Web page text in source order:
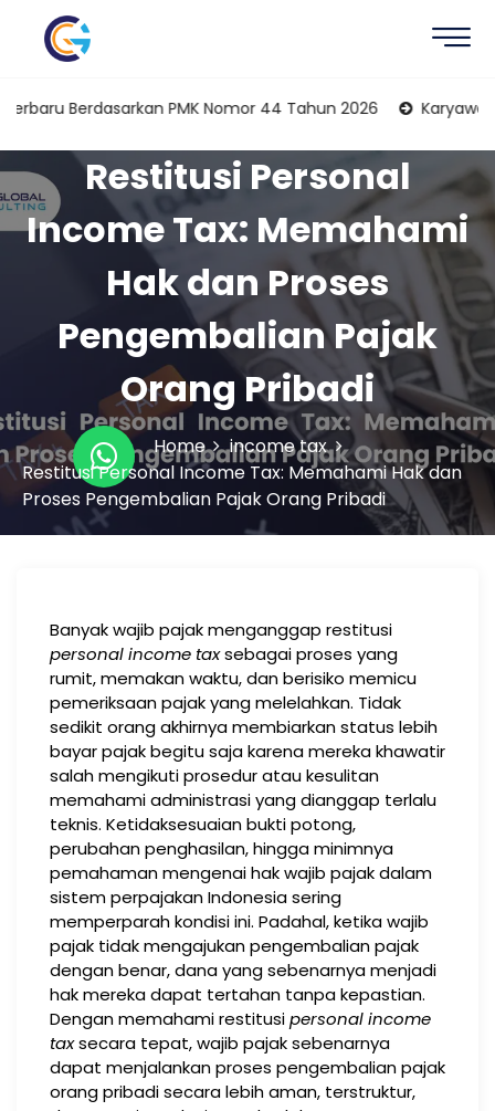
PMK Nomor 44 Tahun 2026 Karyawan Sebagai
Restitusi Personal
Income Tax: Memahami
Hak dan Proses
Pengembalian Pajak
Orang Pribadi
Home
income tax
Restitusi Personal Income Tax: Memahami Hak dan
Proses Pengembalian Pajak Orang Pribadi
Banyak wajib pajak menganggap restitusi
personal income taxsebagai proses yang
rumit, memakan waktu, dan berisiko memicu
pemeriksaan pajak yang melelahkan. Tidak
sedikit orang akhirnya membiarkan status lebih
bayar pajak begitu saja karena mereka khawatir
salah mengikuti prosedur atau kesulitan
memahami administrasi yang dianggap terlalu
teknis. Ketidaksesuaian bukti potong,
perubahan penghasilan, hingga minimnya
pemahaman mengenai hak wajib pajak dalam
sistem perpajakan Indonesia sering
memperparah kondisi ini. Padahal, ketika wajib
pajak tidak mengajukan pengembalian pajak
dengan benar, dana yang sebenarnya menjadi
hak mereka dapat tertahan tanpa kepastian.
Dengan memahami restitusipersonal income
taxsecara tepat, wajib pajak sebenarnya
dapat menjalankan proses pengembalian pajak
orang pribadi secara lebih aman, terstruktur,